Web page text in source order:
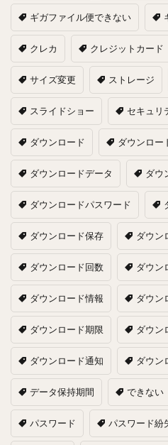
ギガファイル便できない
クレカ クレジットカード
サイズ変更 ストレージ
スライドショー セキュリ
ダウンロード ダウンロー
ダウンロードデータ ダウ
ダウンロードパスワード
ダウンロード保存 ダウン
ダウンロード回数 ダウン
ダウンロード情報 ダウン
ダウンロード期限 ダウン
ダウンロード通知 ダウン
データ保持期間 できない
パスワード パスワード紛